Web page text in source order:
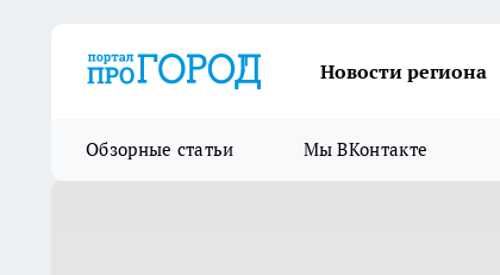
Новости региона
Обзорные статьи Мы ВКонтакте